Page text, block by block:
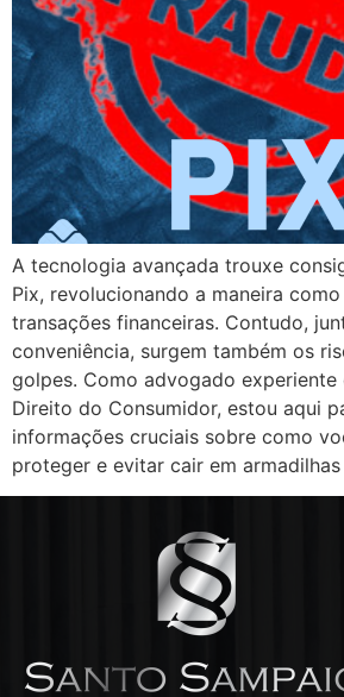
A tecnologia avançada trouxe
Pix, revolucionando a maneira
transações financeiras. Contudo,
conveniência, surgem também os
golpes. Como advogado experiente
Direito do Consumidor, estou aqui
informações cruciais sobre como
proteger e evitar cair em